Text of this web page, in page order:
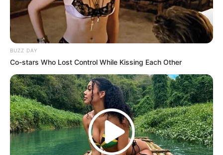
Beloved Life
BUZZ DAY
Co-stars Who Lost Control While Kissing Each Other